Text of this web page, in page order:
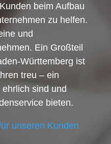
beim Aufbau
zu helfen.
und
Ein Großteil
Württemberg ist
treu – ein
sind und
bieten.
unseren Kunden